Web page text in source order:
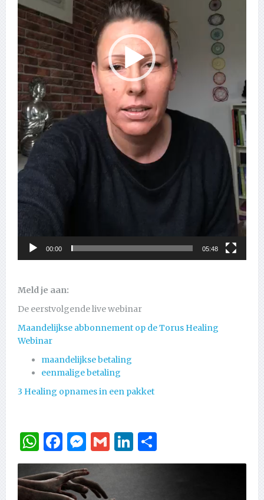
00:00 05:48
Meld je aan:
De eerstvolgende live webinar
Maandelijkse abbonnement op de Torus Healing
Webinar
maandelijkse betaling
eenmalige betaling
3 Healing opnames in een pakket
WhatsApp
Facebook
Messenger
GmailLinkedIn